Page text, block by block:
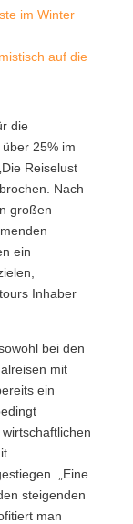
auf die
die
25% im
Reiselust
Nach
großen
ein
Inhaber
bei den
mit
ein
„Eine
steigenden
man